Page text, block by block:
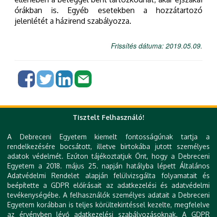
órákban is. Egyéb esetekben a hozzátartozó
jelenlétét a házirend szabályozza.
Frissítés dátuma: 2019.05.09.
DE telefonkönyv
e-Organogram
KK Orvoskereső
KK Szakrendelés kereső
KK Betegségkereső
Várólista
Klinika térkép
Levelezés
Tisztelt Felhasználó!
A Debreceni Egyetem kiemelt fontosságúnak tartja a
rendelkezésére bocsátott, illetve birtokába jutott személyes
adatok védelmét. Ezúton tájékoztatjuk Önt, hogy a Debreceni
Egyetem a 2018. május 25. napján hatályba lépett Általános
Adatvédelmi Rendelet alapján felülvizsgálta folyamatait és
beépítette a GDPR előírásait az adatkezelési és adatvédelmi
tevékenységébe. A felhasználók személyes adatait a Debreceni
Egyetem korábban is teljes körültekintéssel kezelte, megfelelve
az érvényben lévő adatkezelési szabályozásoknak. A GDPR